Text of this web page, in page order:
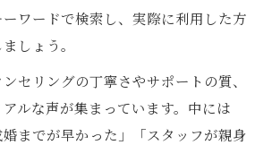
ワードで検索し、実際に利用した方
しょう。
セリングの丁寧さやサポートの質、
ルな声が集まっています。中には
婚までが早かった」「スタッフが親身